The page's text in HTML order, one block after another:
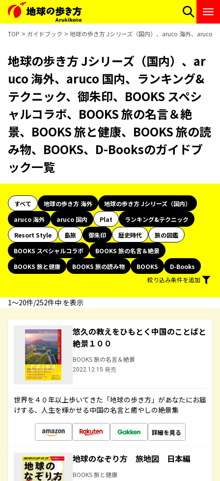
TOP ガイドブック 地球の歩き方 Jシリーズ（国内）、aruco 海外、aruco
地球の歩き方 Jシリーズ（国内）、ar
uco 海外、aruco 国内、ランキング&
テクニック、御朱印、BOOKS スペシ
ャルコラボ、BOOKS 旅の名言＆絶
景、BOOKS 旅と健康、BOOKS 旅の読
み物、BOOKS、D-Booksのガイドブ
ック一覧
すべて 地球の歩き方 海外
地球の歩き方 Jシリーズ（国内）
aruco 海外
aruco 国内 Plat
ランキング&テクニック
Resort Style
島旅 御朱印 歴史時代
旅の図鑑
BOOKS スペシャルコラボ
BOOKS 旅の名言＆絶景
BOOKS 旅と健康
BOOKS 旅の読み物 BOOKS
D-Books
絞り込み条件を追加
1〜20件/252件中 を表示
悠久の教えをひもとく中国のことばと
絶景１００
BOOKS 旅の名言＆絶景
2022.12.15 発売
世界を４０年以上歩いてきた「地球の歩き方」があなたにお届
けする、人生を輝かせる中国の名言と癒やしの絶景集
詳細を見る
地球のなぞり方 旅地図 日本編
BOOKS 旅と健康